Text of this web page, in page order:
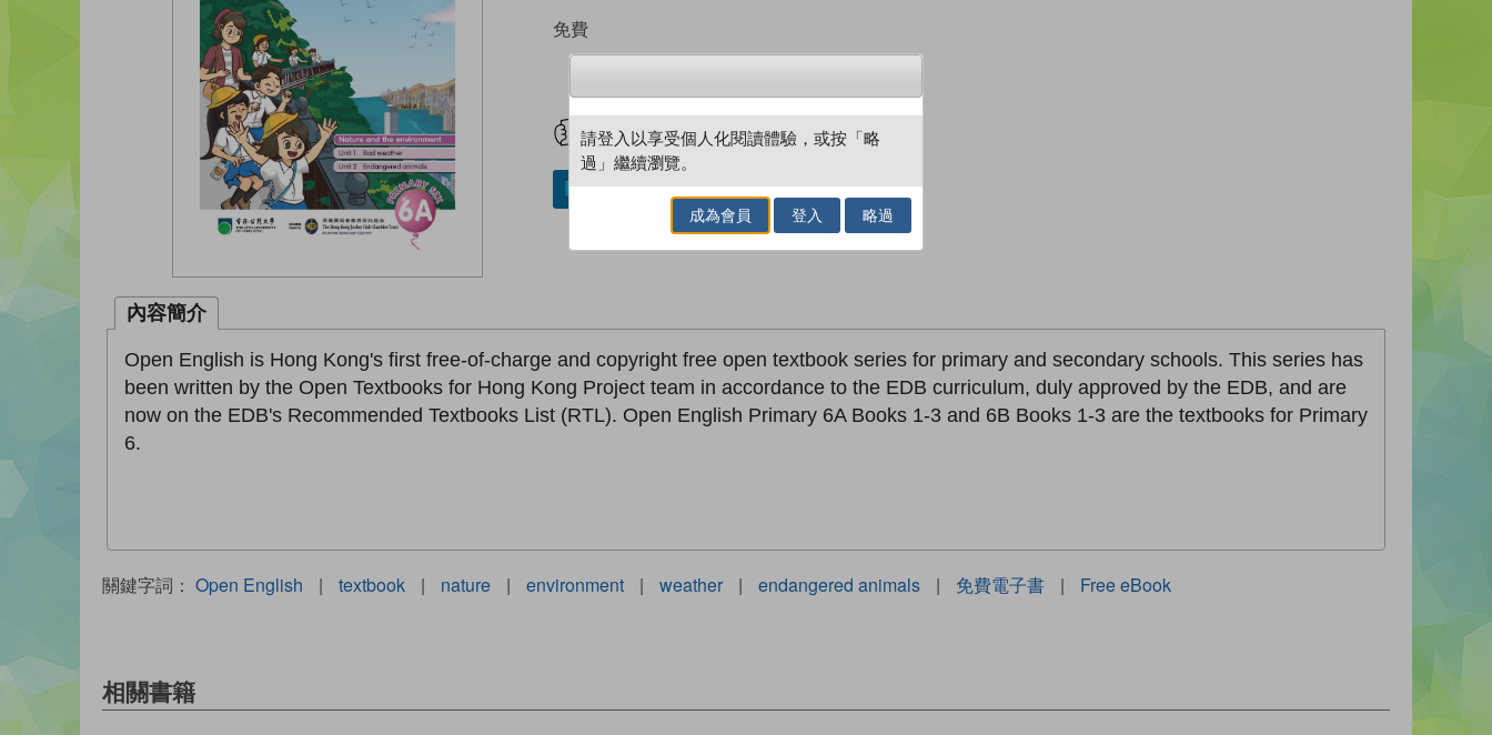
免費
試閲 加入閱讀紀錄
加入／閱讀電子書
內容簡介
Open English is Hong Kong's first free-of-charge and copyright free open textbook series for primary and secondary schools. This series has
been written by the Open Textbooks for Hong Kong Project team in accordance to the EDB curriculum, duly approved by the EDB, and are
now on the EDB's Recommended Textbooks List (RTL). Open English Primary 6A Books 1-3 and 6B Books 1-3 are the textbooks for Primary
6.
關鍵字詞： Open English | textbook | nature | environment | weather | endangered animals | 免費電子書 | Free eBook
相關書籍
請登入以享受個人化閱讀體驗，或按「略
過」繼續瀏覽。
成為會員 登入 略過